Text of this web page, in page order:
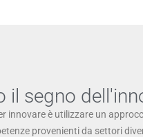
il segno
innovare è utilizzare un
provenienti da settori